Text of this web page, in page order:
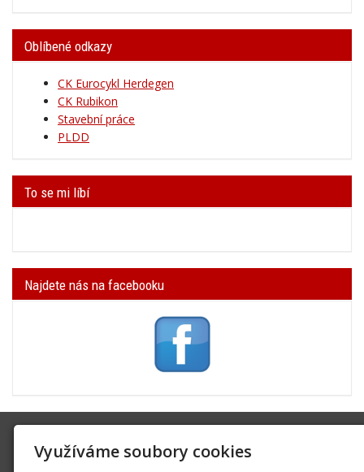
Oblíbené odkazy
CK Eurocykl Herdegen
CK Rubikon
Stavební práce
PLDD
To se mi líbí
Najdete nás na facebooku
Na Spádu 2069/9, 40011 Ústí nad Labem
Využíváme soubory cookies